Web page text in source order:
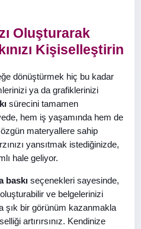
Oluşturarak
Kişiselleştirin
dönüştürmek hiç bu kadar
ya da grafiklerinizi
sürecini tamamen
hem iş yaşamında hem de
materyallere sahip
yansıtmak istediğinizde,
hale geliyor.
baskı seçenekleri sayesinde,
ve belgelerinizi
şık bir görünüm kazanmakla
artırırsınız. Kendinize